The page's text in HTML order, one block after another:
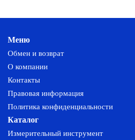
Меню
Обмен и возврат
О компании
Контакты
Правовая информация
Политика конфиденциальности
Каталог
Измерительный инструмент